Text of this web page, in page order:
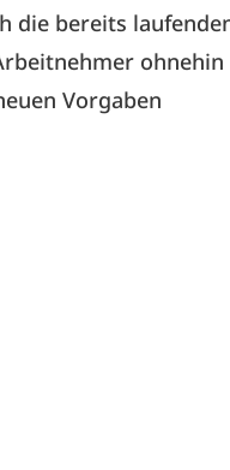
die bereits
ohnehin
Vorgaben